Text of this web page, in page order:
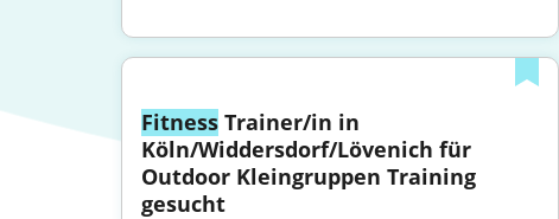
Fitness Trainer/in in
Köln/Widdersdorf/Lövenich für
Outdoor Kleingruppen Training
gesucht